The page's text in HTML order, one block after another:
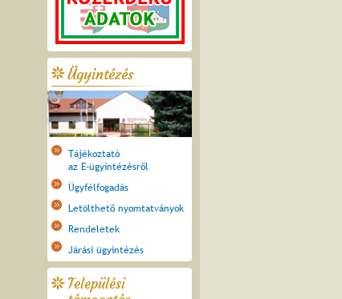
Ügyintézés
Tájékoztató
az E-ügyintézésről
Ügyfélfogadás
Letölthető nyomtatványok
Rendeletek
Járási ügyintézés
Települési